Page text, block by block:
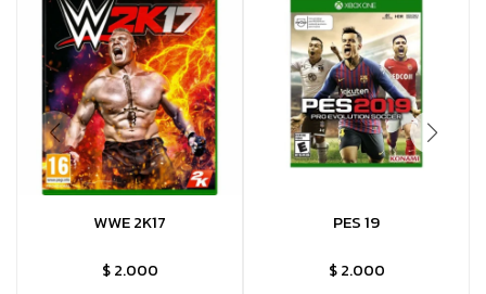
WWE 2K17
$ 2.000
PES 19
$ 2.000